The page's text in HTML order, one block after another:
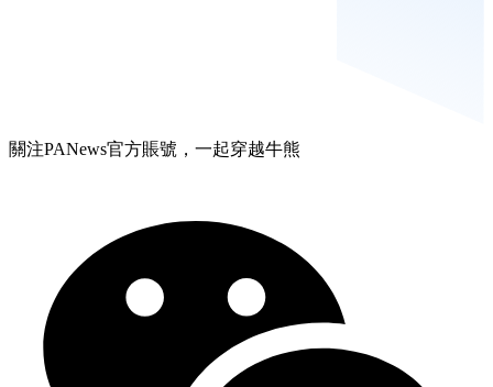
關注PANews官方賬號，一起穿越牛熊